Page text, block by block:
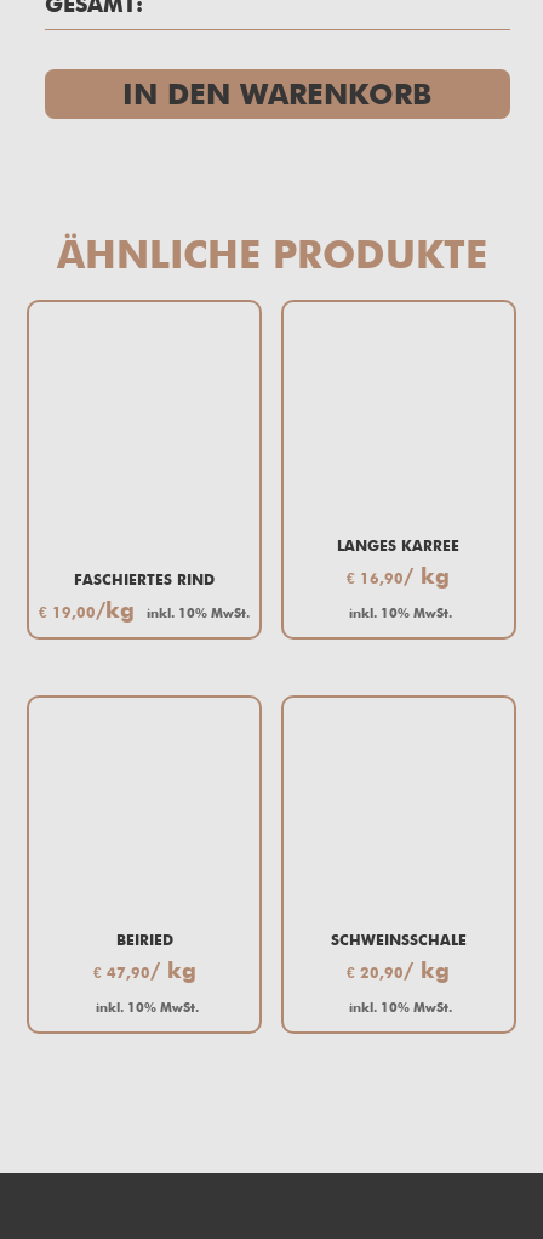
IN DEN WARENKORB
GESAMT:
ÄHNLICHE PRODUKTE
FASCHIERTES RIND
€ 19,00/kg inkl. 10% MwSt.
LANGES KARREE
€ 16,90/ kg
inkl. 10% MwSt.
BEIRIED
€47,90/ kg
inkl. 10% MwSt.
SCHWEINSSCHALE
€ 20,90/ kg
inkl. 10% MwSt.